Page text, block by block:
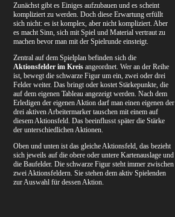
Zunächst gibt es Einiges aufzubauen und es scheint
kompliziert zu werden. Doch diese Erwartung erfüllt
sich nicht: es ist komplex, aber nicht kompliziert. Aber
es macht Sinn, sich mit Spiel und Material vertraut zu
machen bevor man mit der Spielrunde einsteigt.
Zentral auf dem Spielplan befinden sich die
Aktionsfelder im Kreis angeordnet. Wer an der Reihe
ist, bewegt die schwarze Figur um ein, zwei oder drei
Felder weiter. Das bringt oder kostet Stärkepunkte, die
auf dem eigenen Tableau angezeigt werden. Nach dem
Erledigen der eigenen Aktion darf man einen eigenen der
drei aktiven Arbeitermarker tauschen mit einem auf
diesem Aktionsfeld. Das beeinflusst später die Stärke
der unterschiedlichen Aktionen.
Oben und unten ist das gleiche Aktionsfeld, das bezieht
sich jeweils auf die obere oder untere Kartenauslage und
die Baufelder. Die schwarze Figur steht immer zwischen
zwei Aktionsfeldern. Sie stehen dem aktiv Spielenden
zur Auswahl für dessen Aktion.